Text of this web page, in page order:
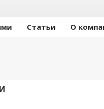
Статьи О